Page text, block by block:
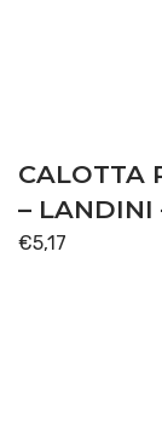
CALOTTA
– LANDINI
€5,17